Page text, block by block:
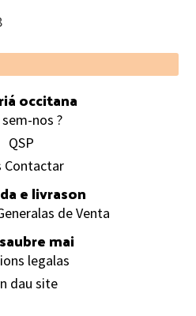
occitana
sem-nos ?
QSP
Contactar
e livrason
de Venta
mai
legalas
dau site